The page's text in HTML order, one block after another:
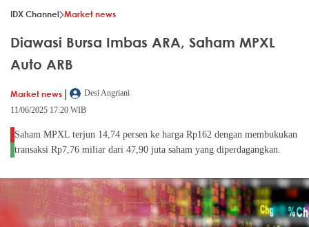
IDX Channel Market news
Diawasi Bursa Imbas ARA, Saham MPXL
Auto ARB
Market news |
Desi Angriani
11/06/2025 17:20 WIB
Saham MPXL terjun 14,74 persen ke harga Rp162 dengan membukukan
transaksi Rp7,76 miliar dari 47,90 juta saham yang diperdagangkan.